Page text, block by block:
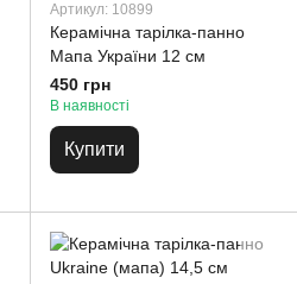
Артикул: 10899
Керамічна тарілка-панно
Мапа України 12 см
450 грн
В наявності
Купити